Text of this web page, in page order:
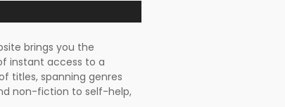
brings you the
instant access to a
titles, spanning genres
non-fiction to self-help,